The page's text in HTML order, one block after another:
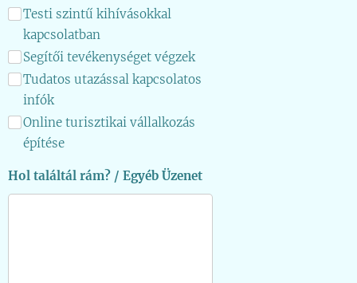
Testi szintű kihívásokkal
kapcsolatban
Segítői tevékenységet végzek
Tudatos utazással kapcsolatos
infók
Online turisztikai vállalkozás
építése
Hol találtál rám? / Egyéb Üzenet